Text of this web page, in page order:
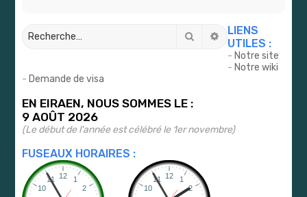
RechercherRecherche
LIENS
UTILES :
- Notre site
- Notre wiki
- Demande de visa
EN EIRAEN, NOUS SOMMES LE :
9 AOÛT 2026
(Le début de l'année est célébré le 1er novembre)
FUSEAUX HORAIRES :